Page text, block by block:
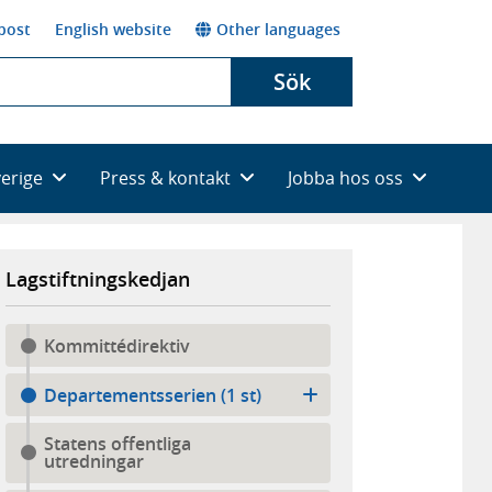
English website Other languages
Sök
Press & kontakt Jobba hos oss
Lagstiftningskedjan
Kommittédirektiv
Departementsserien (1 st)
Statens offentliga
utredningar